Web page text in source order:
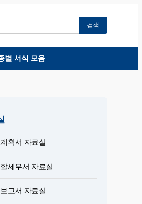
검색
별 서식 모음
획서 자료실
세무서 자료실
고서 자료실